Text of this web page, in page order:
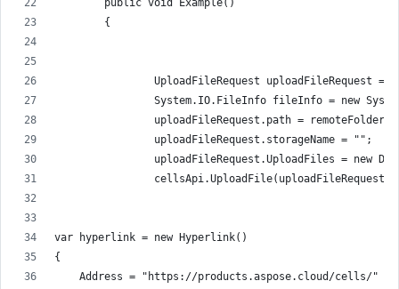
        public void Example()
        {
UploadFileRequest uploadFileRequest =
System.IO.FileInfo fileInfo = new
uploadFileRequest.path = remoteFolder
                uploadFileRequest.storageName = "";
uploadFileRequest.UploadFiles = new
                cellsApi.UploadFile(uploadFileRequest);
var hyperlink = new Hyperlink()
{
    Address = "https://products.aspose.cloud/cells/"